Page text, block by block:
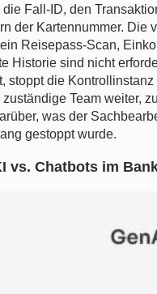
Fall-ID, den
der Kartennummer. Die
Reisepass-Scan,
Historie sind nicht
stoppt die Kontrollinstanz
zuständige Team weiter,
was der
gestoppt wurde.
vs. Chatbots im